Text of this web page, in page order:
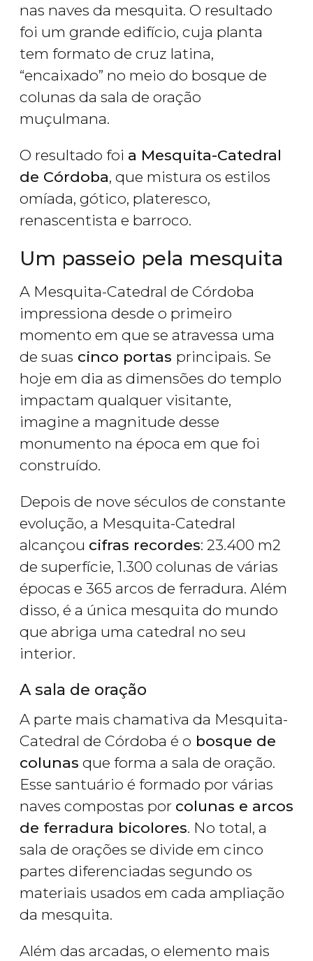
nas naves da mesquita. O resultado
foi um grande edifício, cuja planta
tem formato de cruz latina,
“encaixado” no meio do bosque de
colunas da sala de oração
muçulmana.
O resultado foi a Mesquita-Catedral
de Córdoba, que mistura os estilos
omíada, gótico, plateresco,
renascentista e barroco.
Um passeio pela mesquita
A Mesquita-Catedral de Córdoba
impressiona desde o primeiro
momento em que se atravessa uma
de suas cinco portas principais. Se
hoje em dia as dimensões do templo
impactam qualquer visitante,
imagine a magnitude desse
monumento na época em que foi
construído.
Depois de nove séculos de constante
evolução, a Mesquita-Catedral
alcançou cifras recordes: 23.400 m2
de superfície, 1.300 colunas de várias
épocas e 365 arcos de ferradura. Além
disso, é a única mesquita do mundo
que abriga uma catedral no seu
interior.
A sala de oração
A parte mais chamativa da Mesquita-
Catedral de Córdoba é o bosque de
colunas que forma a sala de oração.
Esse santuário é formado por várias
naves compostas por colunas e arcos
de ferradura bicolores. No total, a
sala de orações se divide em cinco
partes diferenciadas segundo os
materiais usados em cada ampliação
da mesquita.
Além das arcadas, o elemento mais